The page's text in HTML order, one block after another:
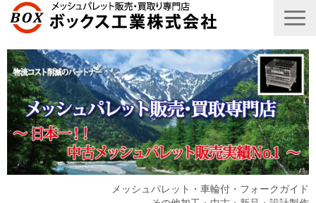
メッシュパレット・車輪付・フォークガイド